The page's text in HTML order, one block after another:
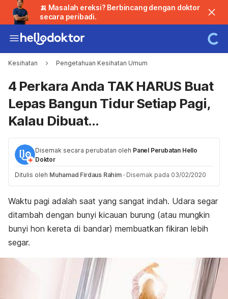
🍌 Masalah ereksi? Berbincang dengan doktor
secara peribadi.
Kesihatan Pengetahuan Kesihatan Umum
4 Perkara Anda TAK HARUS Buat
Lepas Bangun Tidur Setiap Pagi,
Kalau Dibuat...
Disemak secara perubatan oleh Panel Perubatan Hello
Doktor
Ditulis oleh Muhamad Firdaus Rahim · Disemak pada 03/02/2020
Waktu pagi adalah saat yang sangat indah. Udara segar
ditambah dengan bunyi kicauan burung (atau mungkin
bunyi hon kereta di bandar) membuatkan fikiran lebih
segar.